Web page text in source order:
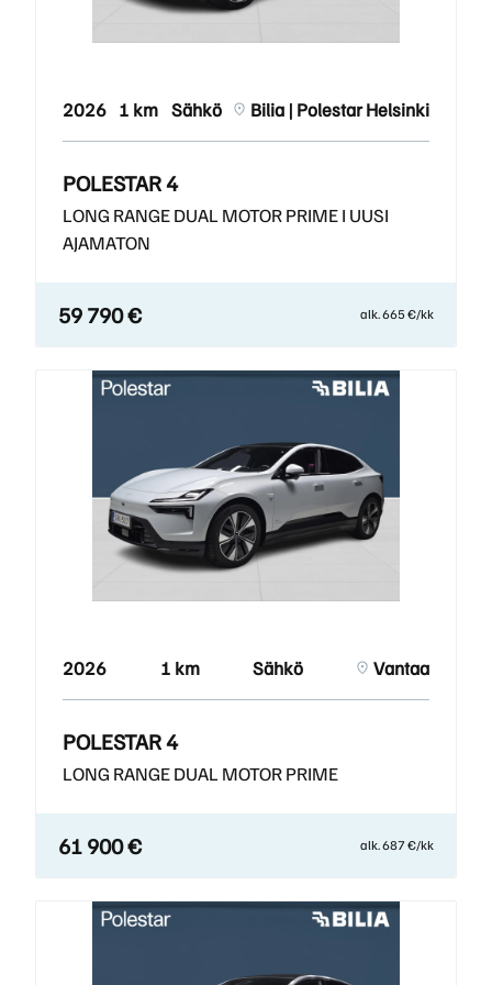
2026 1 km Sähkö Bilia | Polestar Helsinki
POLESTAR 4
LONG RANGE DUAL MOTOR PRIME I UUSI
AJAMATON
59 790 € alk. 665 €/kk
2026 1 km Sähkö Vantaa
POLESTAR 4
LONG RANGE DUAL MOTOR PRIME
61 900 € alk. 687 €/kk